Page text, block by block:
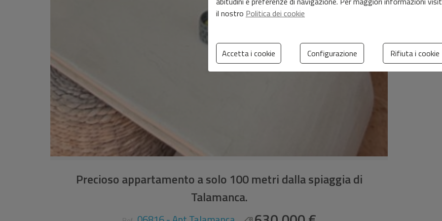
Precioso appartamento a solo 100 metri dalla spiaggia di
Talamanca.
il nostro Politica dei cookie
Accetta i cookie Configurazione Rifiuta i cookie